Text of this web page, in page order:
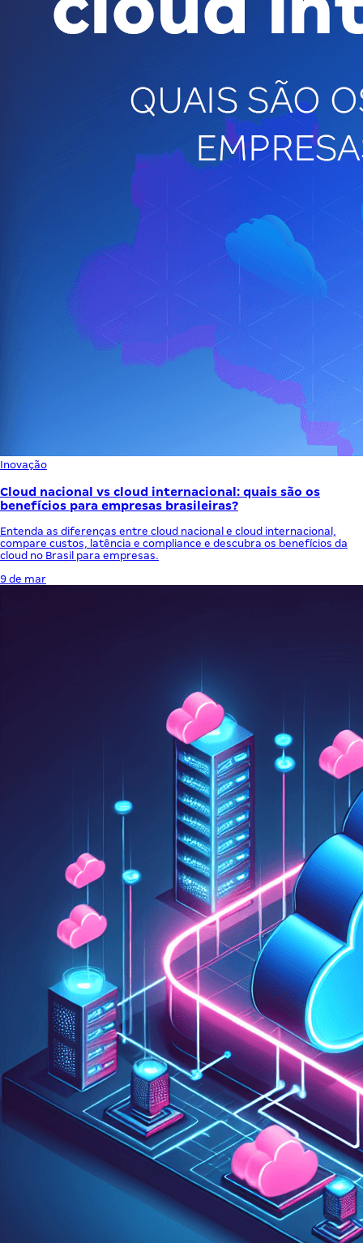
Inovação
Cloud nacional vs cloud internacional: quais são os
benefícios para empresas brasileiras?
Entenda as diferenças entre cloud nacional e cloud internacional,
compare custos, latência e compliance e descubra os benefícios da
cloud no Brasil para empresas.
9 de mar